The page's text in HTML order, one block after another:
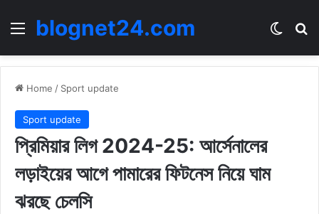
Menublognet24.com
Home / Sport update
Sport update
প্রিমিয়ার লিগ 2024-25: আর্সেনালের
লড়াইয়ের আগে পামারের ফিটনেস নিয়ে ঘাম
ঝরছে চেলসি